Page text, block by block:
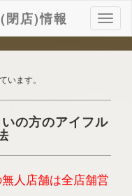
ナ
ビ
ゲ
ン
閉店)情報
います。
の方のアイフル
人店舗は全店舗営